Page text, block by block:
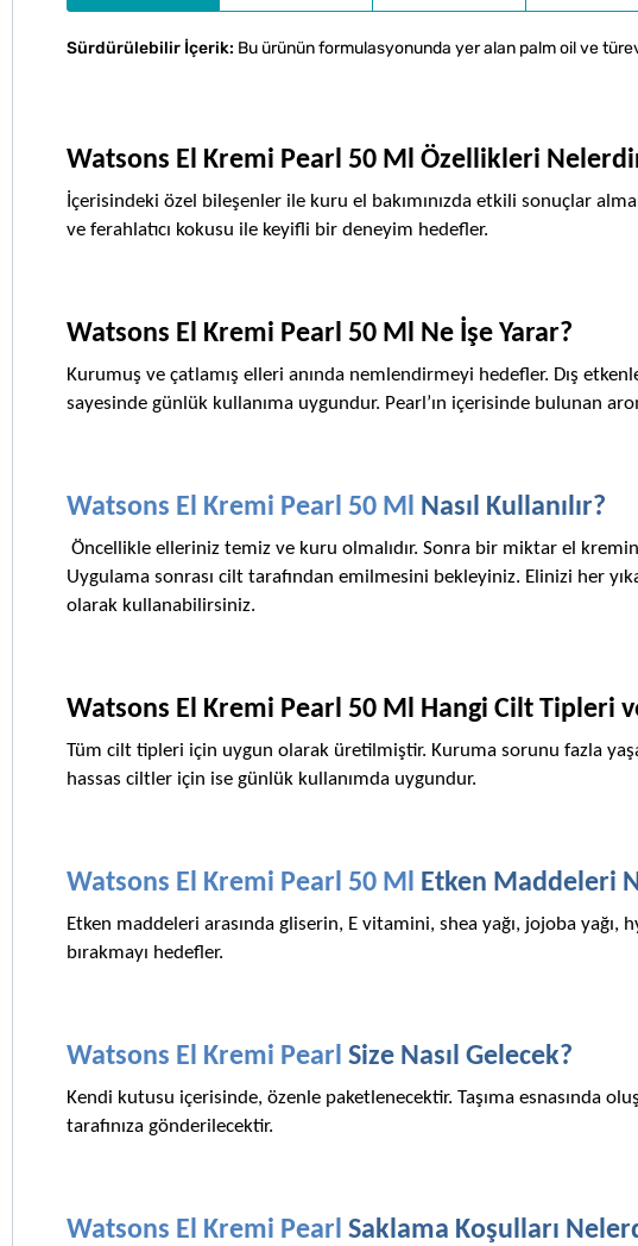
Sürdürülebilir İçerik: Bu ürünün formulasyonunda yer alan palm oil ve
Watsons El Kremi Pearl 50 Ml Özellikleri
İçerisindeki özel bileşenler ile kuru el bakımınızda etkili sonuçlar
ve ferahlatıcı kokusu ile keyifli bir deneyim hedefler.
Watsons El Kremi Pearl 50 Ml Ne İşe Yarar?
Kurumuş ve çatlamış elleri anında nemlendirmeyi hedefler. Dış
sayesinde günlük kullanıma uygundur. Pearl’ın içerisinde bulunan
Watsons El Kremi Pearl 50 Ml Nasıl Kullanılır?
Öncellikle elleriniz temiz ve kuru olmalıdır. Sonra bir miktar el
Uygulama sonrası cilt tarafından emilmesini bekleyiniz. Elinizi her
olarak kullanabilirsiniz.
Watsons El Kremi Pearl 50 Ml Hangi Cilt Tipleri
Tüm cilt tipleri için uygun olarak üretilmiştir. Kuruma sorunu fazla
hassas ciltler için ise günlük kullanımda uygundur.
Watsons El Kremi Pearl 50 Ml Etken Maddeleri
Etken maddeleri arasında gliserin, E vitamini, shea yağı, jojoba
bırakmayı hedefler.
Watsons El Kremi Pearl Size Nasıl Gelecek?
Kendi kutusu içerisinde, özenle paketlenecektir. Taşıma esnasında
tarafınıza gönderilecektir.
Watsons El Kremi Pearl Saklama Koşulları